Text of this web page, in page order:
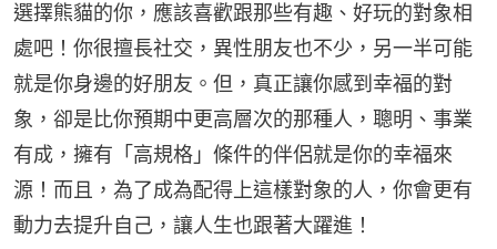
選擇熊貓的你，應該喜歡跟那些有趣、好玩的對象相
處吧！你很擅長社交，異性朋友也不少，另一半可能
就是你身邊的好朋友。但，真正讓你感到幸福的對
象，卻是比你預期中更高層次的那種人，聰明、事業
有成，擁有「高規格」條件的伴侶就是你的幸福來
源！而且，為了成為配得上這樣對象的人，你會更有
動力去提升自己，讓人生也跟著大躍進！